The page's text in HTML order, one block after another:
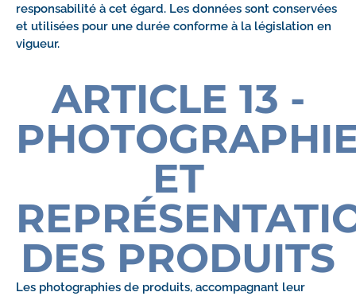
responsabilité à cet égard. Les données sont conservées
et utilisées pour une durée conforme à la législation en
vigueur.
ARTICLE 13 -
ET
DES PRODUITS
Les photographies de produits, accompagnant leur